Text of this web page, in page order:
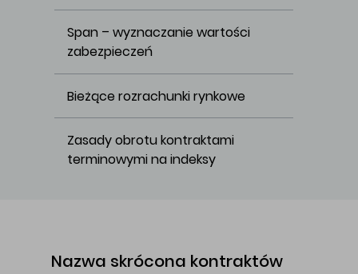
Span – wyznaczanie wartości
zabezpieczeń
Bieżące rozrachunki rynkowe
Zasady obrotu kontraktami
terminowymi na indeksy
Nazwa skrócona kontraktów